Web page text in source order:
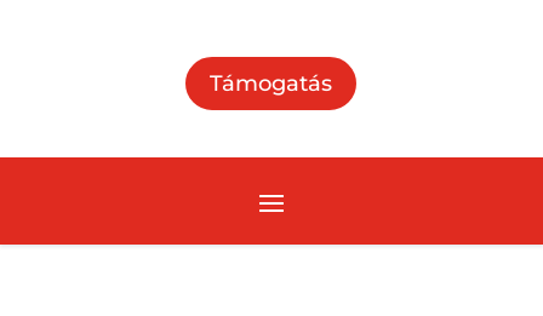
Támogatás